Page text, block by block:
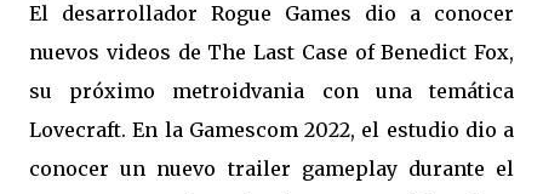
El desarrollador Rogue Games dio a conocer
nuevos videos de The Last Case of Benedict Fox,
su próximo metroidvania con una temática
Lovecraft. En la Gamescom 2022, el estudio dio a
conocer un nuevo trailer gameplay durante el